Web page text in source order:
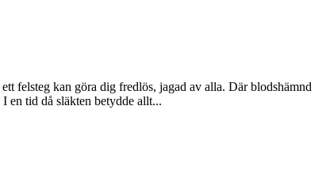
felsteg kan göra dig fredlös, jagad av alla. Där blodshämnd
en tid då släkten betydde allt...